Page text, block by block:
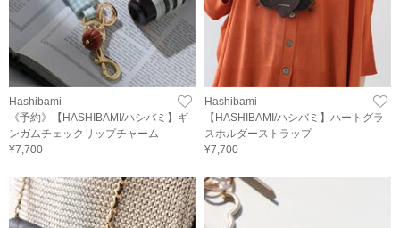
Hashibami
《予約》【HASHIBAMI/ハシバミ】ギ
ンガムチェックリップチャーム
¥7,700
Hashibami
【HASHIBAMI/ハシバミ】ハートグラ
スホルダーストラップ
¥7,700